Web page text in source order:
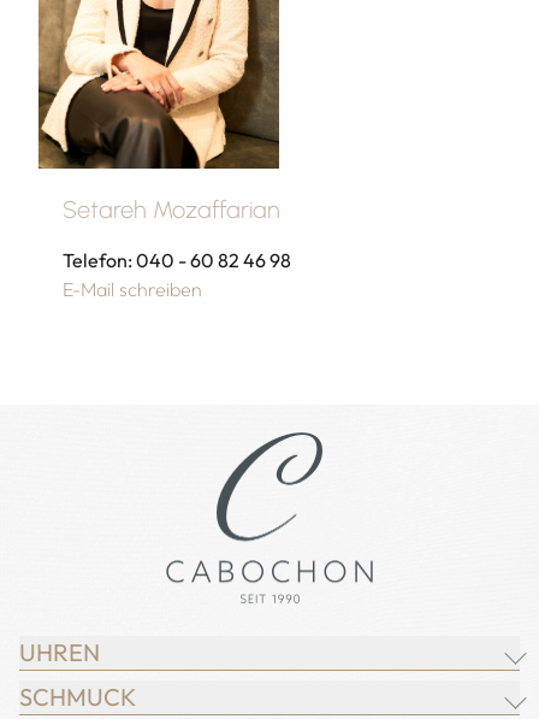
Setareh Mozaffarian
Telefon: 040 - 60 82 46 98
E-Mail schreiben
UHREN
BREITLING
SCHMUCK